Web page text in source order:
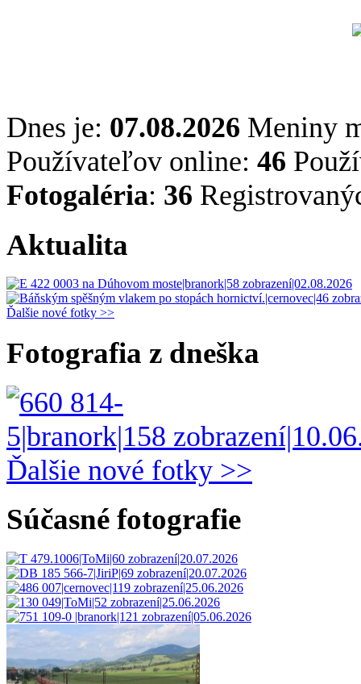
Dnes je: 07.08.2026 Meniny
Používateľov online: 46
Fotogaléria: 36
Aktualita
Ďalšie nové fotky >>
Fotografia z dneška
Ďalšie nové fotky >>
Súčasné fotografie